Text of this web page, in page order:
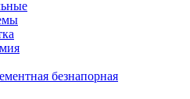
безнапорная